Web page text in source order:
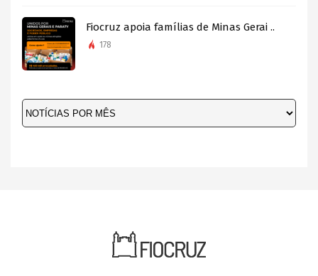
Fiocruz apoia famílias de Minas Gerai ..
178